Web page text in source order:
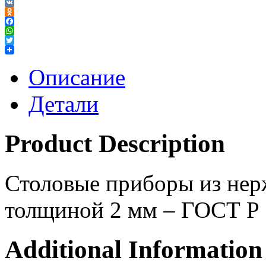
VK
Odnoklassniki
Facebook
WhatsApp
Twitter
Описание
Детали
Product Description
Столовые приборы из
толщиной 2 мм – ГОСТ Р
Additional Information